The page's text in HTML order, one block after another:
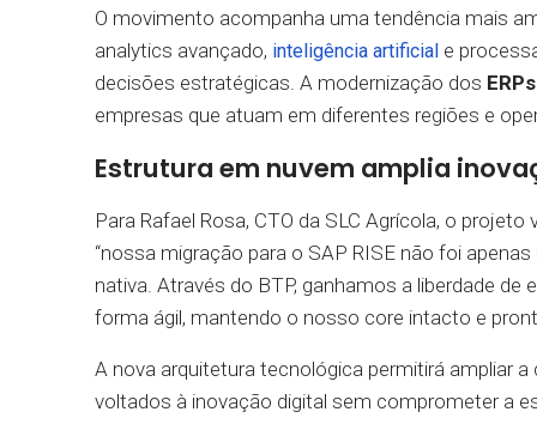
O movimento acompanha uma tendência mais
analytics avançado, inteligência artificial e
decisões estratégicas. A modernização dos ERPs
empresas que atuam em diferentes regiões e
Estrutura em nuvem amplia
Para Rafael Rosa, CTO da SLC Agrícola, o
“nossa migração para o SAP RISE não foi
nativa. Através do BTP, ganhamos a liberdade
forma ágil, mantendo o nosso core intacto e
A nova arquitetura tecnológica permitirá ampliar
voltados à inovação digital sem comprometer a